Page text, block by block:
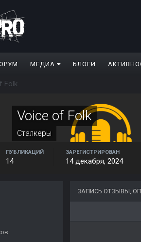
МЕДИА БЛОГИ
Folk
Voice of Folk
Сталкеры
ПУБЛИКАЦИЙ
14
ЗАРЕГИСТРИРОВАН
14 декабря, 2024
ЗАПИСЬ ОТЗЫВЫ,